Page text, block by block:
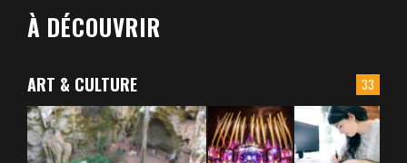
À DÉCOUVRIR
33
ART & CULTURE